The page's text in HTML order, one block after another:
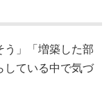
う」「増築した部
している中で気づ